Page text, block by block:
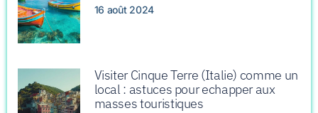
16 août 2024
Visiter Cinque Terre (Italie) comme un
local : astuces pour echapper aux
masses touristiques